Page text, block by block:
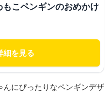
こペンギンのおめかけ
細を見る
にぴったりなペンギンデザ